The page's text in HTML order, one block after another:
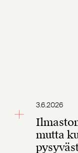
3.6.2026
mutta